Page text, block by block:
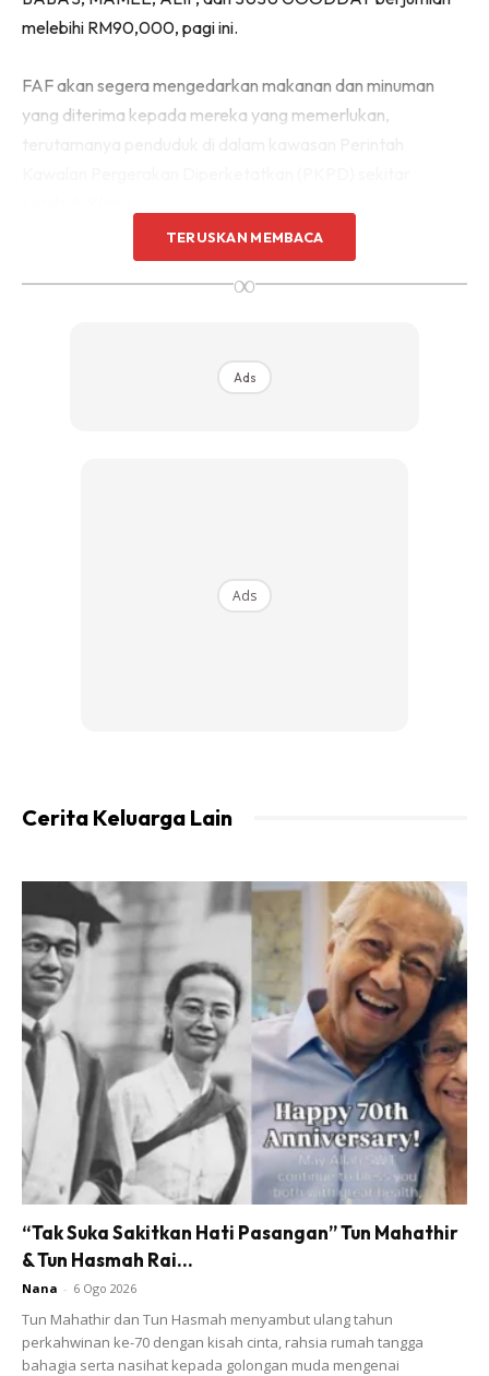
melebihi RM90,000, pagi ini.
FAF akan segera mengedarkan makanan dan minuman
yang diterima kepada mereka yang memerlukan,
Ads
Products (M) Sdn. Bhd., Farhan Hafetz berkata bahawa
dapat dibantu secara berterusan”
Penolong Pengarah Hal Ehwal Islam dan Pengurusan
Kerajaan Mamee Double Decker (M) Sdn. Bhd., Ahmad
Syukry Ibrahim mengalu-alukan inisiatif sebegini dan
menyatakan bahawa gabungan bersama ini merupakan
susulan dari program Mamee Prihatin yang ditubuhkan
sejak tahun 2011.
Manakala Pengurus Kanan Bahagian Jualan Pengguna
Sime Darby Oils, Mohamad Rahimi Abdullah berkata “Sime
Darby Oils berbesar hati untuk menyertai initiatif ini yang
menggalakkan kerjasama ke arah kebaikan. Kami berharap
ia dapat menjadi inspirasi kepada syarikat-syarikat lain
untuk turut serta menghulurkan bantuan terutamanya
dalam keadaan sekarang”
TERUSKAN MEMBACA
∞
Ads
Ads
Cerita Keluarga Lain
“Tak Suka Sakitkan Hati Pasangan” Tun Mahathir
& Tun Hasmah Rai...
Nana - 6 Ogo 2026
Tun Mahathir dan Tun Hasmah menyambut ulang tahun
perkahwinan ke-70 dengan kisah cinta, rahsia rumah tangga
bahagia serta nasihat kepada golongan muda mengenai